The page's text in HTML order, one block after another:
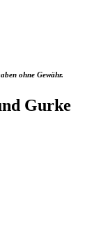
ohne Gewähr.
Gurke